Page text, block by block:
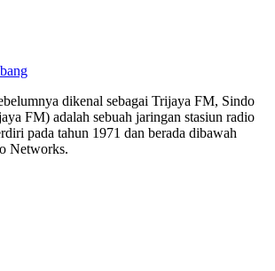
dikenal sebagai Trijaya FM, Sindo
FM) adalah sebuah jaringan stasiun radio
pada tahun 1971 dan berada dibawah
Networks.